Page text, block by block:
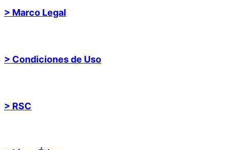
> Marco Legal
> Condiciones de Uso
> RSC